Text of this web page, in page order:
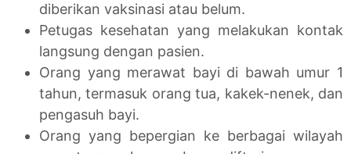
diberikan vaksinasi atau belum.
Petugas kesehatan yang melakukan kontak
langsung dengan pasien.
Orang yang merawat bayi di bawah umur 1
tahun, termasuk orang tua, kakek-nenek, dan
pengasuh bayi.
Orang yang bepergian ke berbagai wilayah